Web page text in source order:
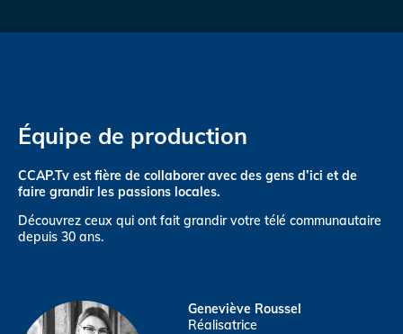
Équipe de production
CCAP.Tv est fière de collaborer avec des gens d’ici et de
faire grandir les passions locales.
Découvrez ceux qui ont fait grandir votre télé communautaire
depuis 30 ans.
Geneviève Roussel
Réalisatrice